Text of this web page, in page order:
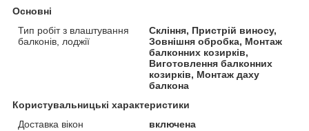
Основні
Тип робіт з влаштування
балконів, лоджії
Скління, Пристрій виносу,
Зовнішня обробка, Монтаж
балконних козирків,
Виготовлення балконних
козирків, Монтаж даху
балкона
Користувальницькі характеристики
Доставка вікон
включена